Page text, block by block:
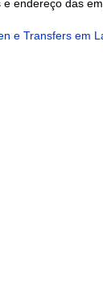
endereço das
e Transfers em